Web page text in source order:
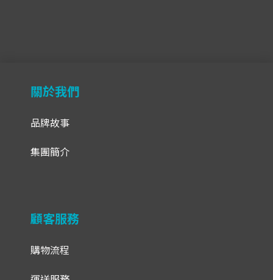
關於我們
品牌故事
集團簡介
顧客服務
購物流程